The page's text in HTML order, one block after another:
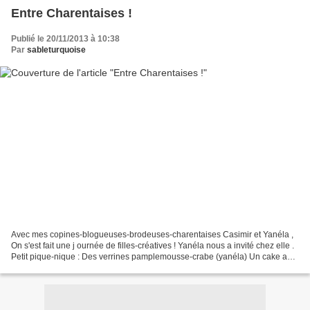
Entre Charentaises !
Publié le 20/11/2013 à 10:38
Par sableturquoise
Avec mes copines-blogueuses-brodeuses-charentaises Casimir et Yanéla ,
On s'est fait une j ournée de filles-créatives ! Yanéla nous a invité chez elle .
Petit pique-nique : Des verrines pamplemousse-crabe (yanéla) Un cake au